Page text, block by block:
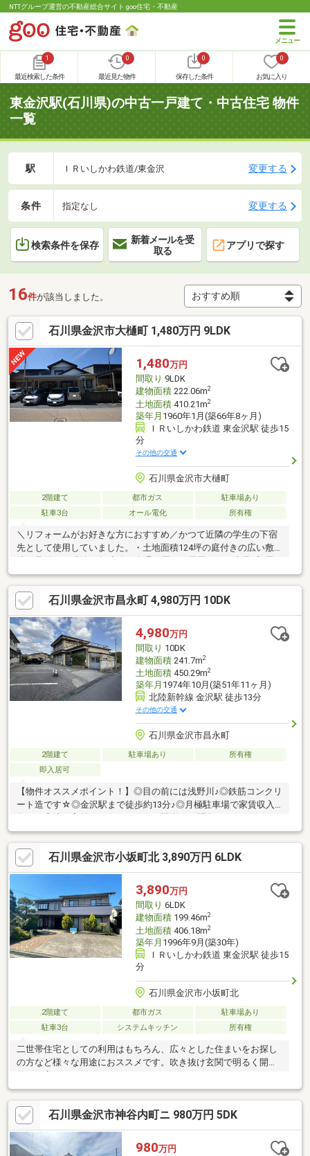
NTTグループ運営の不動産総合サイト goo住宅・不動産
1
最近検索した条件
0
最近見た物件
0
保存した条件
0
お気に入り
東金沢駅(石川県)の中古一戸建て・中古住宅 物件
一覧
駅 ＩＲいしかわ鉄道/東金沢 変更する
条件 指定なし 変更する
検索条件を保存
新着メールを受
取る
アプリで探す
16件が該当しました。
石川県金沢市大樋町 1,480万円 9LDK
1,480万円
間取り 9LDK
建物面積222.06m2
土地面積410.21m2
築年月 1960年1月(築66年8ヶ月)
ＩＲいしかわ鉄道 東金沢駅 徒歩15
分
その他の交通
石川県金沢市大樋町
2階建て 都市ガス
駐車場あり
駐車3台
オール電化 所有権
＼リフォームがお好きな方におすすめ／かつて近隣の学生の下宿
先として使用していました。・土地面積124坪の庭付きの広い敷
石川県金沢市昌永町 4,980万円 10DK
4,980万円
間取り 10DK
建物面積241.7m2
土地面積450.29m2
築年月 1974年10月(築51年11ヶ月)
北陸新幹線 金沢駅 徒歩13分
その他の交通
石川県金沢市昌永町
2階建て 駐車場あり
所有権
即入居可
【物件オススメポイント！】◎目の前には浅野川♪◎鉄筋コンクリ
ート造です☆◎金沢駅まで徒歩約13分♪◎月極駐車場で家賃収入
--見学予約受付中--------営業時間10時～18時（定休日：水曜日）こ
の時間帯はお電話でのお問い合わせがスムーズに対応できます。
お問い合わせは【フリーダイヤル：0800ー816ー7141】
石川県金沢市小坂町北 3,890万円 6LDK
3,890万円
間取り 6LDK
建物面積199.46m2
土地面積406.18m2
築年月 1996年9月(築30年)
ＩＲいしかわ鉄道 東金沢駅 徒歩15
分
石川県金沢市小坂町北
2階建て 都市ガス
駐車場あり
駐車3台
システムキッチン 所有権
二世帯住宅としての利用はもちろん、広々とした住まいをお探し
の方など様々な用途におススメです。吹き抜け玄関で明るく開放
石川県金沢市神谷内町ニ 980万円 5DK
980万円